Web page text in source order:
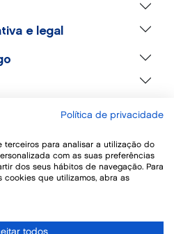
e legal
Política de privacidade
terceiros para analisar a utilização do
com as suas preferências
dos seus hábitos de navegação. Para
cookies que utilizamos, abra as
todos